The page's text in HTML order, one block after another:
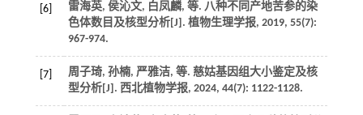
[6] 雷海英, 侯沁文, 白凤麟, 等. 八种不同产地苦参的染
色体数目及核型分析[J]. 植物生理学报, 2019, 55(7):
967-974.
[7] 周子琦, 孙楠, 严雅洁, 等. 慈姑基因组大小鉴定及核
型分析[J]. 西北植物学报, 2024, 44(7): 1122-1128.